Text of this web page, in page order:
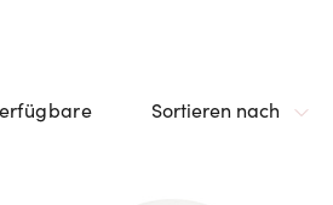
Sortieren nach